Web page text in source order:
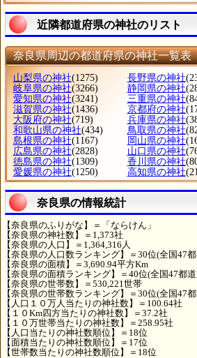
近隣都道府県の神社のリスト
奈良県周辺の都道府県の神社一覧表
山梨県の神社(1275) 長野県の神社
岐阜県の神社(3266) 静岡県の神社
愛知県の神社(3241) 三重県の神社
滋賀県の神社(1436) 京都府の神社
大阪府の神社(719) 兵庫県の神社
和歌山県の神社(434) 鳥取県の神社
島根県の神社(1167) 岡山県の神社
広島県の神社(2828) 山口県の神社
徳島県の神社(1309) 香川県の神社
愛媛県の神社(1250) 高知県の神社
奈良県の情報統計
【奈良県のふりがな】＝「ならけん」
【奈良県の神社数】＝1,373社
【奈良県の人口】＝1,364,316人
【奈良県の人口数ランキング】＝30位(全国47
【奈良県の面積】＝3,690.94平方Km
【奈良県の面積ランキング】＝40位(全国47都
【奈良県の世帯数】＝530,221世帯
【奈良県の世帯数ランキング】＝30位(全国47
【人口１０万人当たりの神社数】＝100.64社
【１０Km四方当たりの神社数】＝37.2社
【１０万世帯当たりの神社数】＝258.95社
【人口当たりの神社数順位】＝18位
【面積当たりの神社数順位】＝17位
【世帯数当たりの神社数順位】＝18位